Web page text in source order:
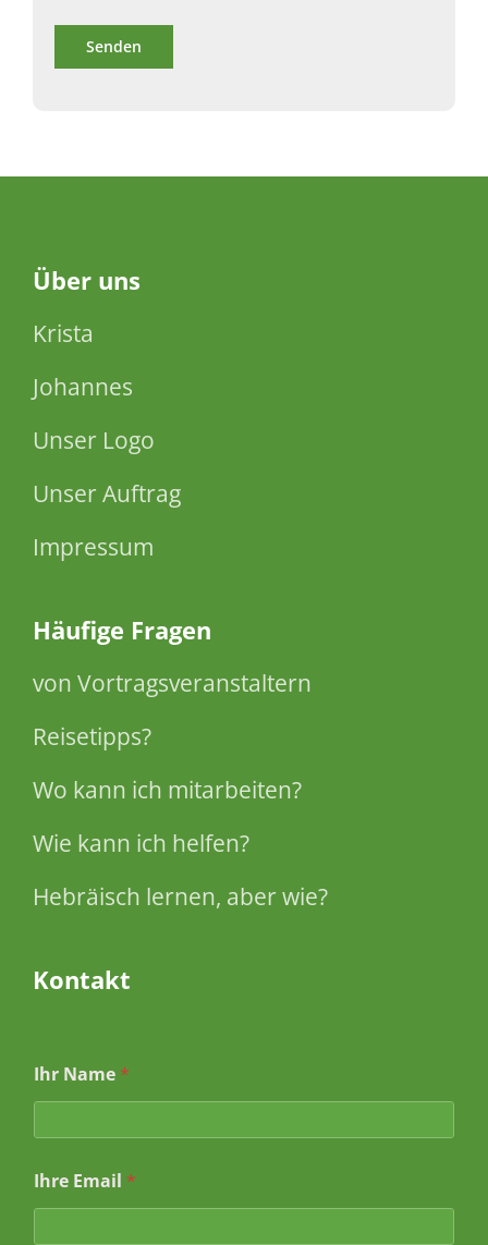
Über uns
Krista
Johannes
Unser Logo
Unser Auftrag
Impressum
Häufige Fragen
von Vortragsveranstaltern
Reisetipps?
Wo kann ich mitarbeiten?
Wie kann ich helfen?
Hebräisch lernen, aber wie?
Kontakt
Ihr Name *
Ihre Email *